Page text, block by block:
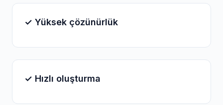
✓ Yüksek çözünürlük
✓ Hızlı oluşturma